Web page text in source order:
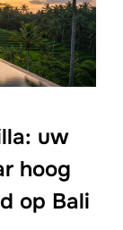
uw
hoog
op Bali